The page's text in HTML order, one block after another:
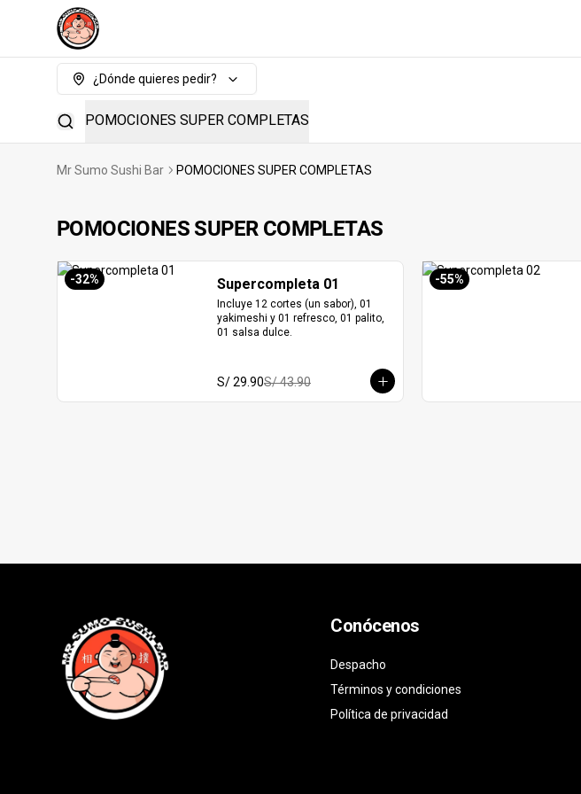
¿Dónde quieres pedir?
POMOCIONES SUPER COMPLETAS
Mr Sumo Sushi Bar POMOCIONES SUPER COMPLETAS
POMOCIONES SUPER COMPLETAS
-32% Supercompleta 01
Incluye 12 cortes (un sabor), 01
yakimeshi y 01 refresco, 01 palito,
01 salsa dulce.
S/ 29.90S/ 43.90
-55%
Conócenos
Despacho
Términos y condiciones
Política de privacidad